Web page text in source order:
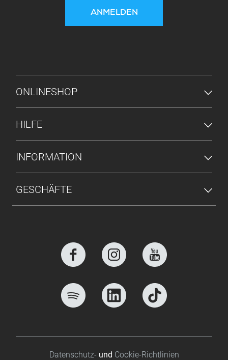
ANMELDEN
FUSSZEILENMENÜ
ONLINESHOP
HILFE
INFORMATION
GESCHÄFTE
Footer bottomDatenschutz- und Cookie-Richtlinien